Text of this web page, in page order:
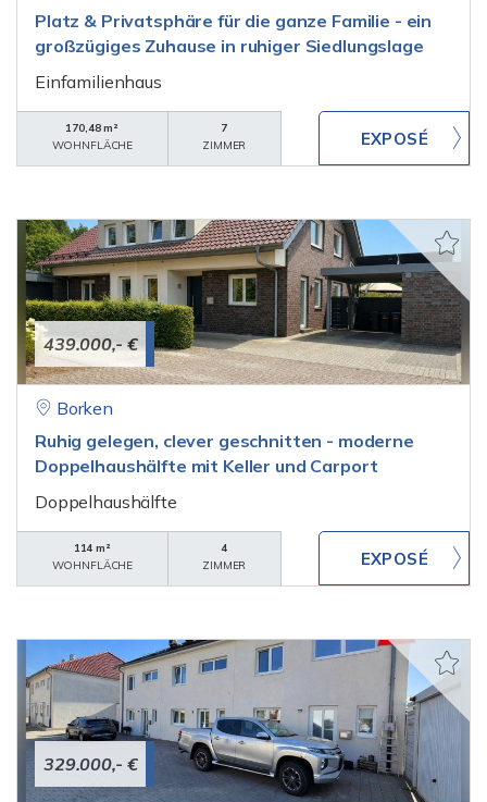
Platz & Privatsphäre für die ganze Familie - ein
großzügiges Zuhause in ruhiger Siedlungslage
Einfamilienhaus
170,48 m²
WOHNFLÄCHE
7
ZIMMER
439.000,- €
Borken
Ruhig gelegen, clever geschnitten - moderne
Doppelhaushälfte mit Keller und Carport
Doppelhaushälfte
114 m²
WOHNFLÄCHE
4
ZIMMER
329.000,- €